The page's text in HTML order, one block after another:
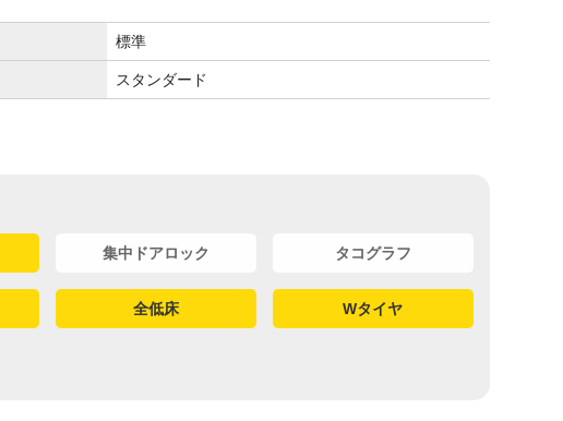
標準
スタンダード
集中ドアロック タコグラフ
全低床 Wタイヤ